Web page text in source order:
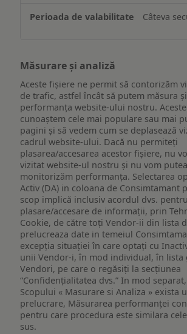
Câteva
Măsurare și analiză
Aceste fișiere ne permit să contorizăm
de trafic, astfel încât să putem măsura
performanța website-ului nostru.
cunoaștem cele mai populare sau mai
pagini și să vedem cum se deplasează
cadrul website-ului. Dacă nu permiteți
plasarea/accesarea acestor fișiere, nu
vizitat website-ul nostru și nu vom
monitorizăm performanța. Selectarea
Activ (DA) in coloana de Consimtamant
scop implică inclusiv acordul dvs. pentru
plasare/accesare de informații, prin
Cookie, de către toți Vendor-ii din lista
prelucreaza date in temeiul
excepția situației în care optați cu
unii Vendor-i, în mod individual, în lista
Vendori, pe care o regăsiți la secțiunea
“Confidențialitatea dvs.” In mod
Scopului « Masurare si Analiza » exista
prelucrare, Măsurarea performanței
pentru care procedura este similara
sus.